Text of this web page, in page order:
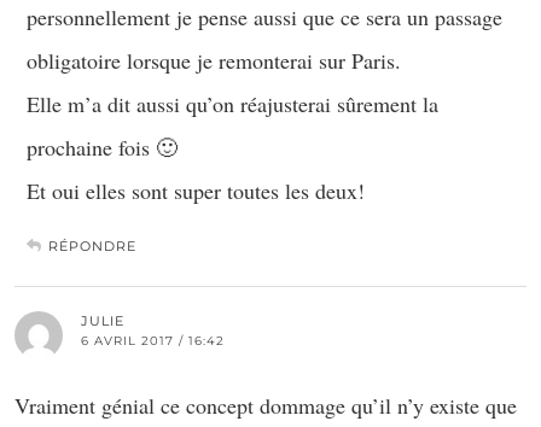
personnellement je pense aussi que ce sera un passage
obligatoire lorsque je remonterai sur Paris.
Elle m’a dit aussi qu’on réajusterai sûrement la
prochaine fois 🙂
Et oui elles sont super toutes les deux!
RÉPONDRE
JULIE
6 AVRIL 2017 / 16:42
Vraiment génial ce concept dommage qu’il n’y existe que